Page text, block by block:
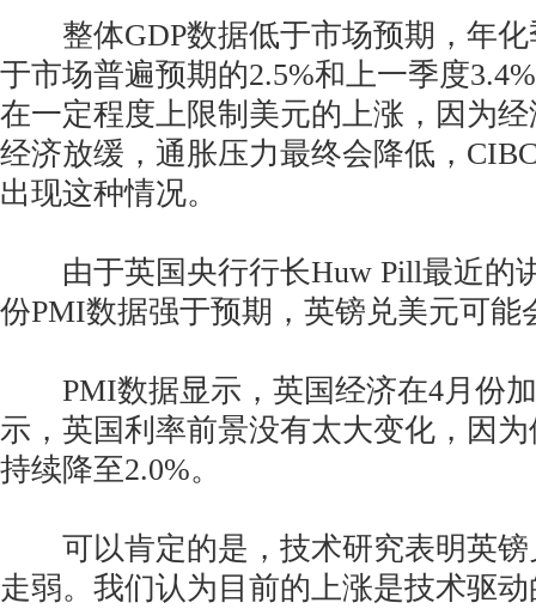
整体GDP数据低于市场预期，年化
于市场普遍预期的2.5%和上一季度
在一定程度上限制美元的上涨，因为
经济放缓，通胀压力最终会降低，
出现这种情况。
由于英国央行行长Huw Pill最近的
份PMI数据强于预期，英镑兑美元可能
PMI数据显示，英国经济在4月份加
示，英国利率前景没有太大变化，因
持续降至2.0%。
可以肯定的是，技术研究表明英镑
走弱。我们认为目前的上涨是技术驱